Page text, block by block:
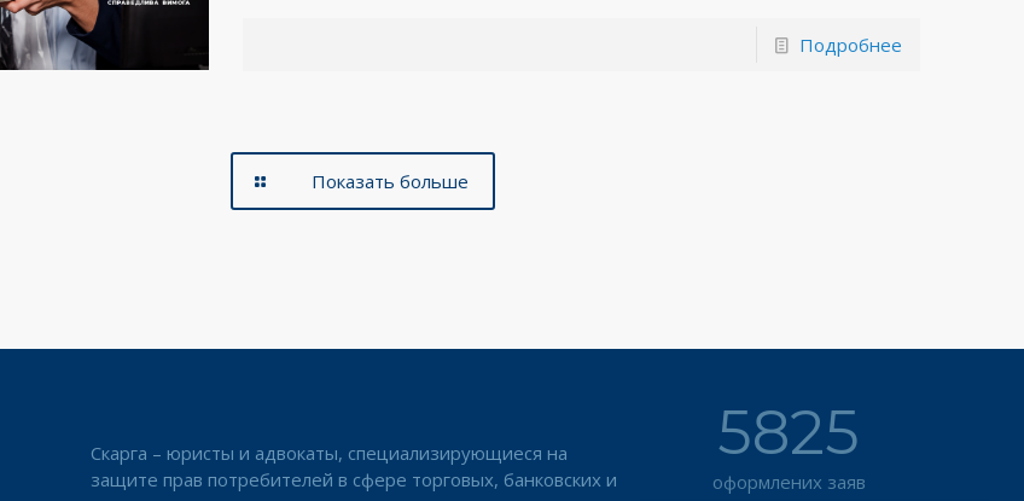
Подробнее
Показать больше
Скарга – юристы и адвокаты, специализирующиеся на
защите прав потребителей в сфере торговых, банковских и
5825
оформлених заяв